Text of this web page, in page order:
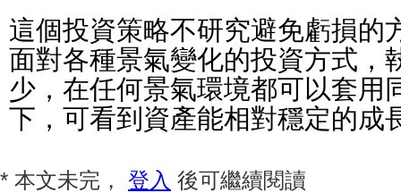
這個投資策略不研究避免虧損的
面對各種景氣變化的投資方式，
少，在任何景氣環境都可以套用
下，可看到資產能相對穩定的成
* 本文未完， 登入 後可繼續閱讀